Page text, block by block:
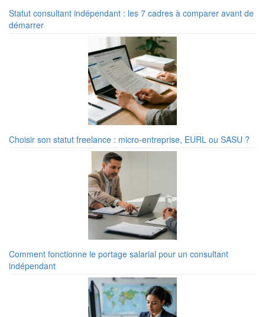
Statut consultant indépendant : les 7 cadres à comparer avant de
démarrer
Choisir son statut freelance : micro-entreprise, EURL ou SASU ?
Comment fonctionne le portage salarial pour un consultant
indépendant